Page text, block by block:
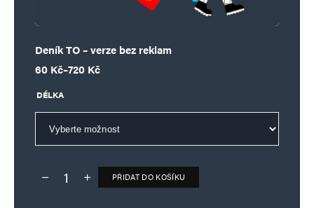
Deník TO – verze bez reklam
60 Kč–720 Kč
Rozpětí cen: 60 Kč až 720 Kč
DÉLKA
Deník TO – verze bez reklam množství
PŘIDAT DO KOŠÍKU